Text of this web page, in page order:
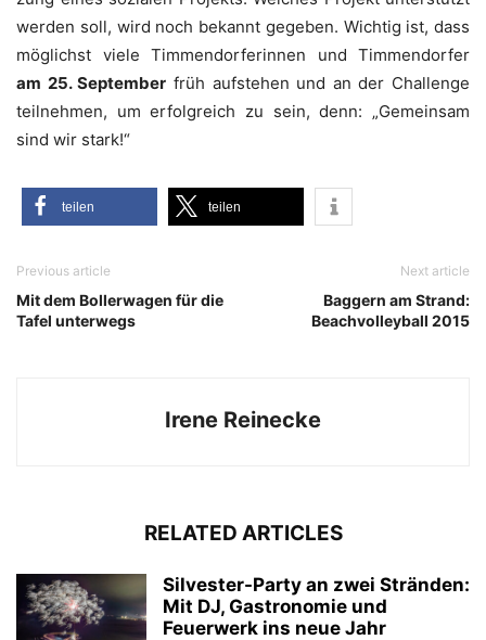
wer­den soll, wird noch bekannt gege­ben. Wich­tig ist, dass
mög­lichst vie­le Tim­men­dor­fe­rin­nen und Tim­men­dor­fer
am 25. Sep­tem­ber früh auf­ste­hen und an der Chall­enge
teil­neh­men, um erfolg­reich zu sein, denn: „Gemein­sam
sind wir stark!“
tei­len tei­len
Previous article
Mit dem Bollerwagen für die
Tafel unterwegs
Next article
Baggern am Strand:
Beachvolleyball 2015
Irene Reinecke
RELATED ARTICLES
Silvester-Party an zwei Stränden:
Mit DJ, Gastronomie und
Feuerwerk ins neue Jahr